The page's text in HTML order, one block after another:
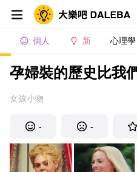
個人 新 心理學
孕婦裝的歷史比我
女孩小物
- -